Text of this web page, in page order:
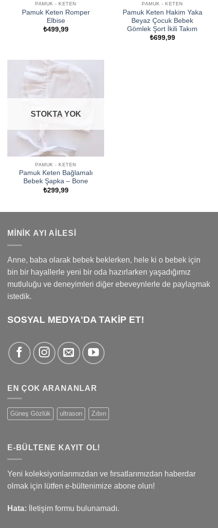
PAMUK - KETEN
Pamuk Keten Romper
Elbise
₺499,99
PAMUK - KETEN
Pamuk Keten Hakim Yaka
Beyaz Çocuk Bebek
Gömlek Şort İkili Takım
₺699,99
STOKTA YOK
PAMUK - KETEN
Pamuk Keten Bağlamalı
Bebek Şapka – Bone
₺299,99
MINIK AYI AILESI
Anne, baba olarak bebek beklerken, hele ki o bebek için
bin bir hayallerle yeni bir oda hazırlarken yaşadığımız
mutluluğu ve deneyimleri diğer ebeveynlerle de paylaşmak
istedik.
SOSYAL MEDYA'DA TAKİP ET!
EN ÇOK ARANANLAR
Güneş Gözlük ultrason Zıbın
E-BÜLTENE KAYIT OL!
Yeni koleksiyonlarımızdan ve fırsatlarımızdan haberdar
olmak için lütfen e-bültenimize abone olun!
Hata: İletişim formu bulunamadı.